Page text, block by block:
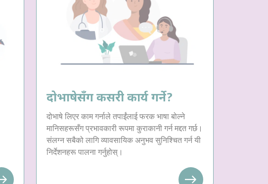
दोभाषेसँग कसरी कार्य गर्ने?
दोभाषे लिएर काम गर्नाले तपाईंलाई फरक भाषा बोल्ने
मानिसहरूसँग प्रभावकारी रूपमा कुराकानी गर्न मद्दत गर्छ।
संलग्न सबैको लागि व्यावसायिक अनुभव सुनिश्चित गर्न यी
निर्देशनहरू पालना गर्नुहोस्।